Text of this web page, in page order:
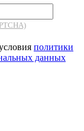
политики
данных